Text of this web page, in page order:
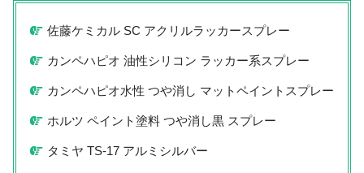
佐藤ケミカル SC アクリルラッカースプレー
カンペハピオ 油性シリコン ラッカー系スプレー
カンペハピオ水性 つや消し マットペイントスプレー
ホルツ ペイント塗料 つや消し黒 スプレー
タミヤ TS-17 アルミシルバー